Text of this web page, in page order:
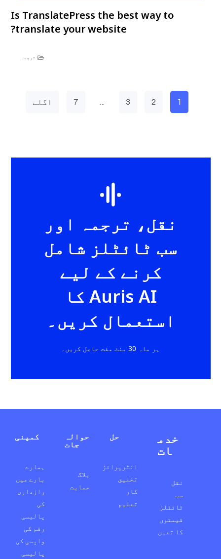
Is TranslatePress the best way to
translate your website?
ترجمہ
1
2
3
…
7 اگلے
نقل، ترجمہ اور
سب ٹائٹلز شامل
کرنے کے لیے
Auris AI کا
استعمال کریں۔
ہر ماہ 30 منٹ مفت حاصل کریں۔
خدم
ات
نقل
سب
ٹائٹلز
قیمتوں
کا تعین
حل
انٹرپرائز
تخلیق
کار
تعلیم
حوالہ
جات
بلاگ
حمایت
کمپنی
ہمارے
بارے میں
رازداری
کی
پالیسی
رقم کی
واپسی کی
پالیسی